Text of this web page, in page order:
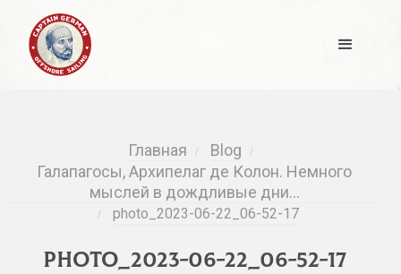
Главная / Blog /
Галапагосы, Архипелаг де Колон. Немного
мыслей в дождливые дни…
/ photo_2023-06-22_06-52-17
photo_2023-06-22_06-52-17